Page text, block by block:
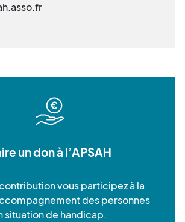
un don à l’APSAH
vous participez à la
des personnes
situation de handicap.